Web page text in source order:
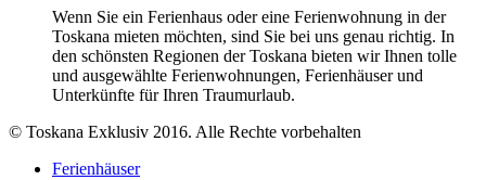
Wenn Sie ein Ferienhaus oder eine Ferienwohnung in der
Toskana mieten möchten, sind Sie bei uns genau richtig. In
den schönsten Regionen der Toskana bieten wir Ihnen tolle
und ausgewählte Ferienwohnungen, Ferienhäuser und
Unterkünfte für Ihren Traumurlaub.
© Toskana Exklusiv 2016. Alle Rechte vorbehalten
Ferienhäuser